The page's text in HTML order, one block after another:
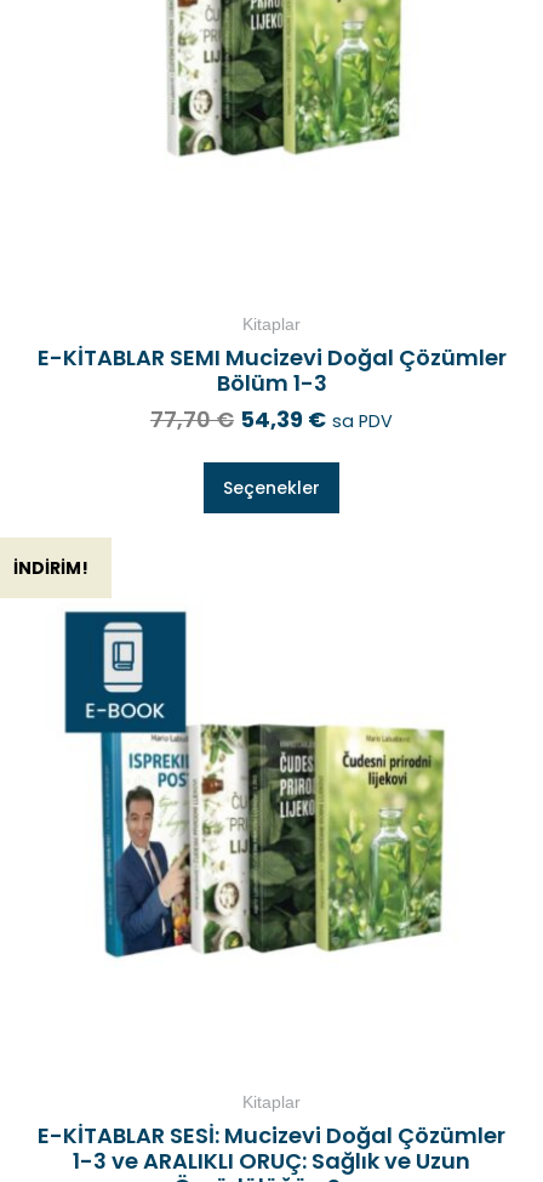
Kitaplar
E-KİTABLAR SEMI Mucizevi Doğal Çözümler
Bölüm 1-3
77,70€ 54,39 € sa PDV
Seçenekler
İNDIRIM!
Kitaplar
E-KİTABLAR SESİ: Mucizevi Doğal Çözümler
1-3 ve ARALIKLI ORUÇ: Sağlık ve Uzun